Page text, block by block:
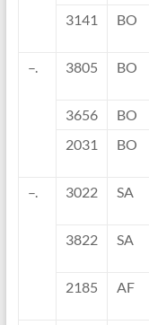
3141 BO
–. 3805 BO
3656 BO
2031
BO
–. 3022 SA
3822 SA
2185 AF